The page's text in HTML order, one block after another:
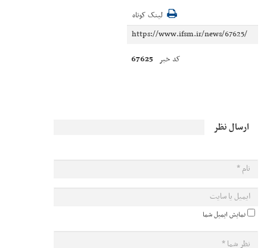
لینک کوتاه
کد خبر 67625
ارسال نظر
نمایش ایمیل شما